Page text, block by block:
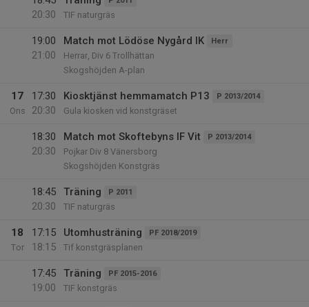
20:30
TIF naturgräs
19:00
21:00
Match mot Lödöse Nygård IK Herr
Herrar, Div 6 Trollhättan
Skogshöjden A-plan
17
Ons
17:30
20:30
Kiosktjänst hemmamatch P13 P 2013/2014
Gula kiosken vid konstgräset
18:30
20:30
Match mot Skoftebyns IF Vit P 2013/2014
Pojkar Div 8 Vänersborg
Skogshöjden Konstgräs
18:45
20:30
Träning P 2011
TIF naturgräs
18
Tor
17:15
18:15
Utomhusträning PF 2018/2019
Tif konstgräsplanen
17:45
19:00
Träning PF 2015-2016
TIF konstgräs